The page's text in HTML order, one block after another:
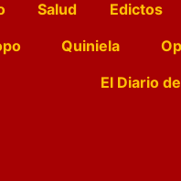
Salud Edictos
Quiniela
El Diario